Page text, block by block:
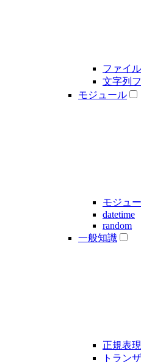
ファイ
文字列
モジュール
モジュ
datetime
random
一般知識
正規表現
トラン